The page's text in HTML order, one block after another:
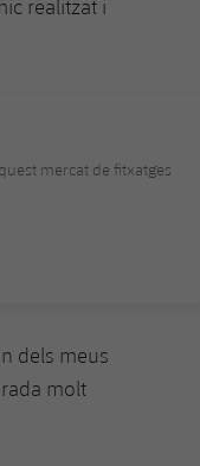
realitzat i
mercat de fitxatges
dels meus
molt